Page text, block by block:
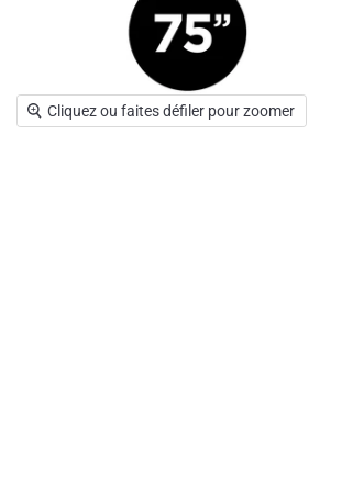
Cliquez ou faites défiler pour zoomer